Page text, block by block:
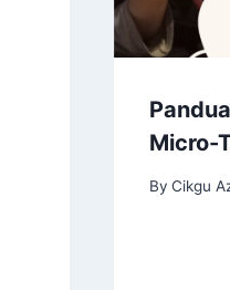
Micro-
By Cikgu